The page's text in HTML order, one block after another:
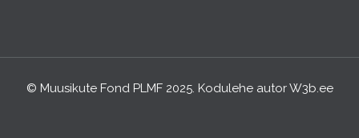
© Muusikute Fond PLMF 2025. Kodulehe autorW3b.ee